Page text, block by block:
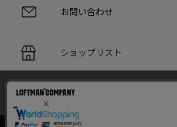
お問い合わせ
ショップリスト
PC版サイト
当サイトでは利用体験の向上およびコンテン
ラフィックの分析を目的としてCookieを使用
サイトの閲覧を継続された場合、Cookieの利
のといたします。